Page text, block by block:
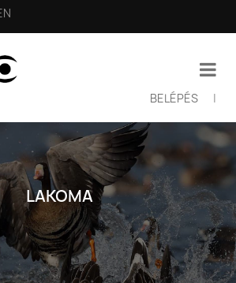
BELÉPÉS |
LAKOMA